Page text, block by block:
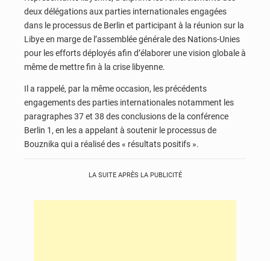
deux délégations aux parties internationales engagées
dans le processus de Berlin et participant à la réunion sur la
Libye en marge de l’assemblée générale des Nations-Unies
pour les efforts déployés afin d’élaborer une vision globale à
même de mettre fin à la crise libyenne.
Il a rappelé, par la même occasion, les précédents
engagements des parties internationales notamment les
paragraphes 37 et 38 des conclusions de la conférence
Berlin 1, en les a appelant à soutenir le processus de
Bouznika qui a réalisé des « résultats positifs ».
LA SUITE APRÈS LA PUBLICITÉ